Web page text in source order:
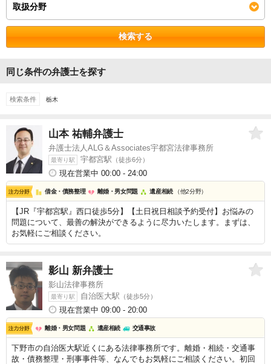
検索する
同じ条件の弁護士を探す
検索条件 栃木
山本 祐輔弁護士
弁護士法人ALG＆Associates宇都宮法律事務所
最寄り駅 宇都宮駅 （徒歩6分）
現在営業中 00:00 - 24:00
借金・債務整理 離婚・男女問題 遺産相続 （他2分野）
【JR『宇都宮駅』西口徒歩5分】【土日祝日相談予約受付】お悩みの
問題について、最善の解決ができるように尽力いたします。まずは、
お気軽にご相談ください。
影山 新弁護士
影山法律事務所
最寄り駅 自治医大駅 （徒歩5分）
現在営業中 09:00 - 20:00
離婚・男女問題 遺産相続 交通事故
下野市の自治医大駅近くにある法律事務所です。離婚・相続・交通事
故・債務整理・刑事事件等、なんでもお気軽にご相談ください。初回